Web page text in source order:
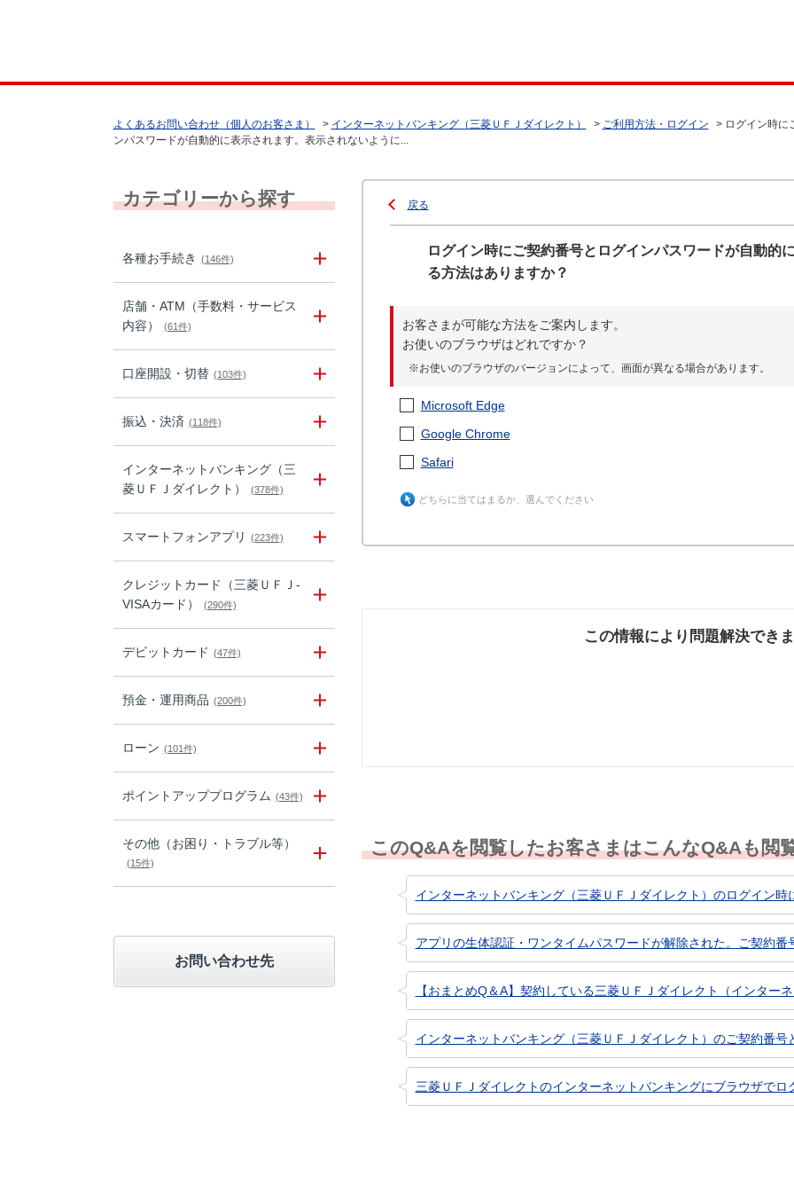
よくあるお問い合わせ（個人のお客さま） > インターネットバンキング（三菱ＵＦＪダイレクト） > ご利用方法・ログイン > ログイン時に
ンパスワードが自動的に表示されます。表示されないように...
カテゴリーから探す
各種お手続き (146件)
店舗・ATM（手数料・サービス
内容）
(61件)
口座開設・切替 (103件)
振込・決済 (118件)
インターネットバンキング（三
菱ＵＦＪダイレクト）
(378件)
スマートフォンアプリ (223件)
クレジットカード（三菱ＵＦＪ-
VISAカード）
(290件)
デビットカード (47件)
預金・運用商品 (200件)
ローン (101件)
ポイントアッププログラム (43件)
その他（お困り・トラブル等）
(15件)
お問い合わせ先
戻る
ログイン時にご契約番号とログインパスワードが自動的
る方法はありますか？
お客さまが可能な方法をご案内します。
お使いのブラウザはどれですか？
※お使いのブラウザのバージョンによって、画面が異なる場合があります。
Microsoft Edge
Google Chrome
Safari
どちらに当てはまるか、選んでください
この情報により問題解決でき
このQ&Aを閲覧したお客さまはこんなQ&Aも閲
インターネットバンキング（三菱ＵＦＪダイレクト）のログイン時
アプリの生体認証・ワンタイムパスワードが解除された。ご契約番
【おまとめQ＆A】契約している三菱ＵＦＪダイレクト（インター
インターネットバンキング（三菱ＵＦＪダイレクト）のご契約番号
三菱ＵＦＪダイレクトのインターネットバンキングにブラウザでロ